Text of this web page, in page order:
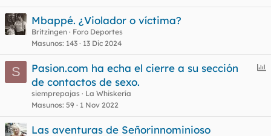
r
Mbappé. ¿Violador o víctima?
Britzingen
Foro Deportes
Masunos 143 13 Dic 2024
S
E
e
Pasion.com ha echa el cierre a su sección
de contactos de sexo.
siemprepajas
La Whiskería
Masunos 59 1 Nov 2022
Las aventuras de Señorinnominioso